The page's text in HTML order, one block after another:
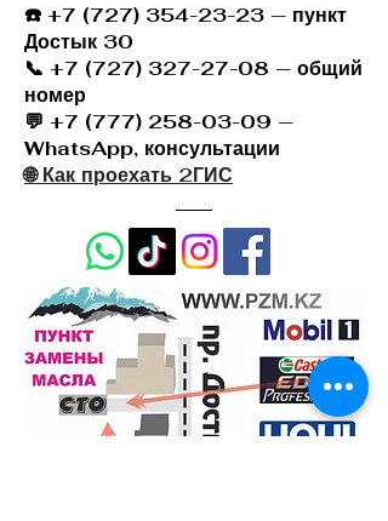
☎️ +7 (727) 354-23-23 — пункт
Достык 30
📞 +7 (727) 327-27-08 — общий
номер
💬 +7 (777) 258-03-09 —
WhatsApp, консультации
🌐 Как проехать 2ГИС